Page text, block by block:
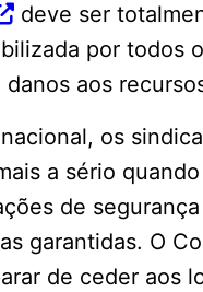
deve ser
por todos
aos
os
a sério
de
garantidas. O
de ceder aos